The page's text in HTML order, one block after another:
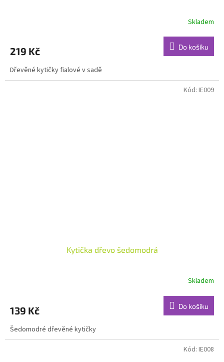
Skladem
219 Kč Do košíku
Dřevěné kytičky fialové v sadě
Kytička dřevo šedomodrá
Skladem
139 Kč Do košíku
Šedomodré dřevěné kytičky
Kód: IE009
Kód: IE008